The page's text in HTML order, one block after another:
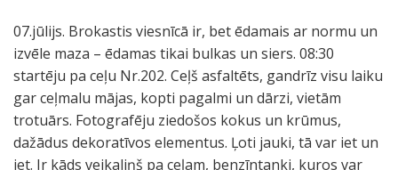
07.jūlijs. Brokastis viesnīcā ir, bet ēdamais ar normu un
izvēle maza – ēdamas tikai bulkas un siers. 08:30
startēju pa ceļu Nr.202. Ceļš asfaltēts, gandrīz visu laiku
gar ceļmalu mājas, kopti pagalmi un dārzi, vietām
trotuārs. Fotografēju ziedošos kokus un krūmus,
dažādus dekoratīvos elementus. Ļoti jauki, tā var iet un
iet. Ir kāds veikaliņš pa ceļam, benzīntanki, kuros var